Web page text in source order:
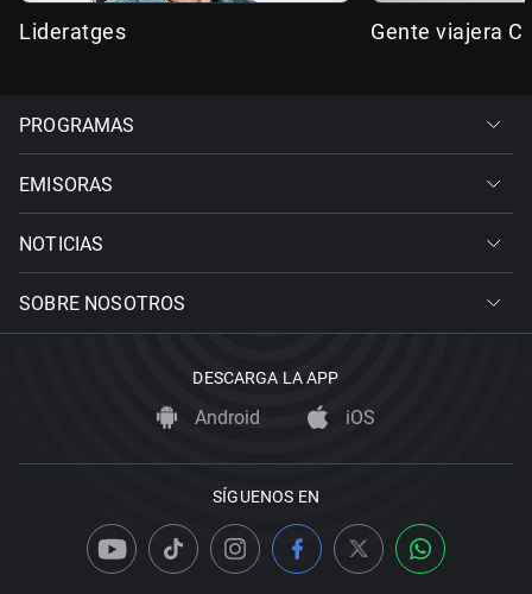
Lideratges Gente viajera
PROGRAMAS
EMISORAS
NOTICIAS
SOBRE NOSOTROS
DESCARGA LA APP
Android iOS
SÍGUENOS EN